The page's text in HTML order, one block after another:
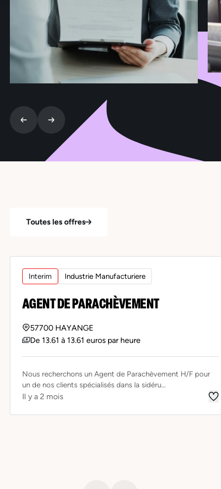
Toutes les offres
Interim Industrie Manufacturiere
AGENT DE PARACHÈVEMENT
57700 HAYANGE
De 13.61 à 13.61 euros par heure
Nous recherchons un Agent de Parachèvement H/F pour
un de nos clients spécialisés dans la sidéru...
Il y a 2 mois